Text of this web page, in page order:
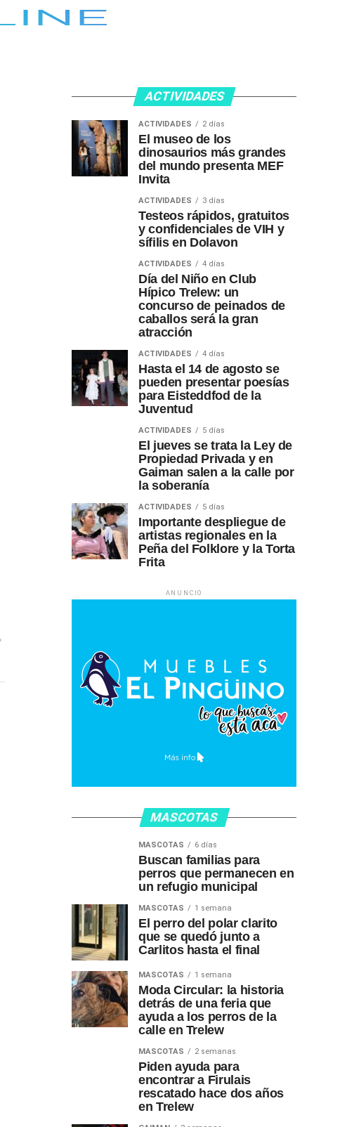
ACTIVIDADES
ACTIVIDADES 2 días
El museo de los
dinosaurios más grandes
del mundo presenta MEF
Invita
ACTIVIDADES 3 días
Testeos rápidos, gratuitos
y confidenciales de VIH y
sífilis en Dolavon
ACTIVIDADES 4 días
Día del Niño en Club
Hípico Trelew: un
concurso de peinados de
caballos será la gran
atracción
ACTIVIDADES 4 días
Hasta el 14 de agosto se
pueden presentar poesías
para Eisteddfod de la
Juventud
ACTIVIDADES 5 días
El jueves se trata la Ley de
Propiedad Privada y en
Gaiman salen a la calle por
la soberanía
ACTIVIDADES 5 días
Importante despliegue de
artistas regionales en la
Peña del Folklore y la Torta
Frita
ANUNCIO
MASCOTAS
MASCOTAS 6 días
Buscan familias para
perros que permanecen en
un refugio municipal
MASCOTAS 1 semana
El perro del polar clarito
que se quedó junto a
Carlitos hasta el final
MASCOTAS 1 semana
Moda Circular: la historia
detrás de una feria que
ayuda a los perros de la
calle en Trelew
MASCOTAS 2 semanas
Piden ayuda para
encontrar a Firulais
rescatado hace dos años
en Trelew